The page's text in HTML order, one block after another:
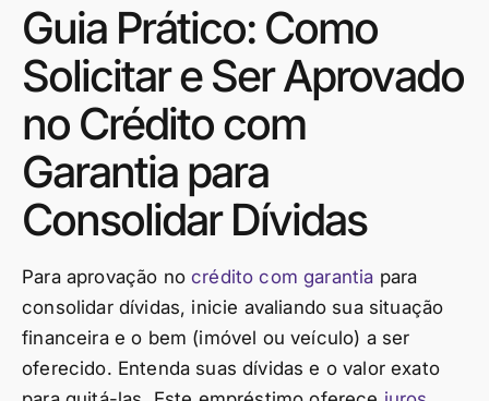
Guia Prático: Como
Solicitar e Ser Aprovado
no Crédito com
Garantia para
Consolidar Dívidas
Para aprovação nocrédito com garantia para
consolidar dívidas, inicie avaliando sua situação
financeira e o bem (imóvel ou veículo) a ser
oferecido. Entenda suas dívidas e o valor exato